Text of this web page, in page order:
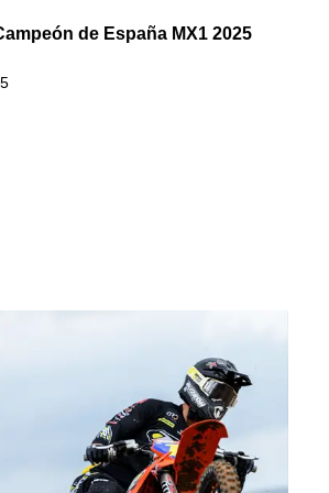
de España MX1 2025